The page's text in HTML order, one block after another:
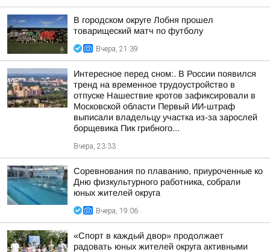
В городском округе Лобня прошел
товарищеский матч по футболу
Вчера, 21:39
Интересное перед сном:. В России появился
тренд на временное трудоустройство в
отпуске Нашествие кротов зафиксировали в
Московской области Первый ИИ-штраф
выписали владельцу участка из-за зарослей
борщевика Пик грибного...
Вчера, 23:33
Соревнования по плаванию, приуроченные ко
Дню физкультурного работника, собрали
юных жителей округа
Вчера, 19:06
«Спорт в каждый двор» продолжает
радовать юных жителей округа активными